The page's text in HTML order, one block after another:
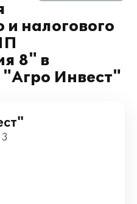
и налогового
8" в
Инвест"